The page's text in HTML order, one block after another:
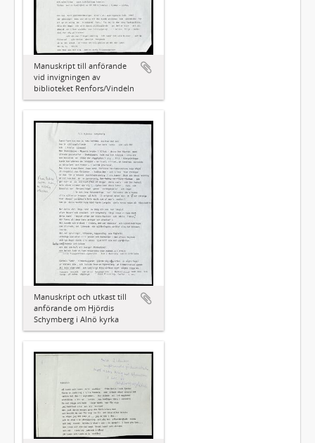
Manuskript till anförande
vid invigningen av
biblioteket Renfors/Vindeln
Manuskript och utkast till
anförande om Hjördis
Schymberg i Alnö kyrka